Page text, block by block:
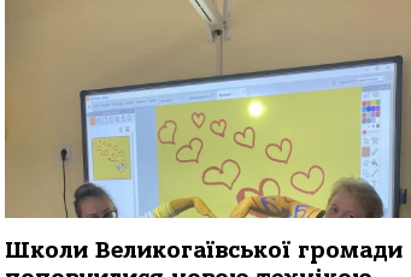
Школи Великогаївської громади